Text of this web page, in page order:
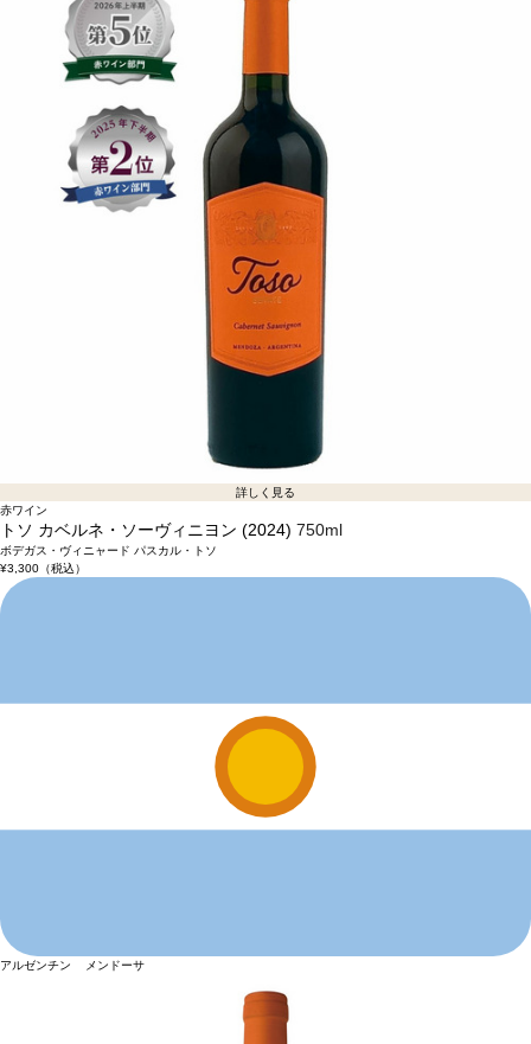
詳しく見る
赤ワイン
トソ カベルネ・ソーヴィニヨン (2024) 750ml
ボデガス・ヴィニャード パスカル・トソ
¥3,300（税込）
アルゼンチン メンドーサ